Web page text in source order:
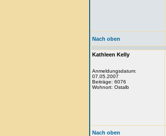
Nach oben
Kathleen Kelly
Anmeldungsdatum:
07.05.2007
Beiträge: 6076
Wohnort: Ostalb
Nach oben